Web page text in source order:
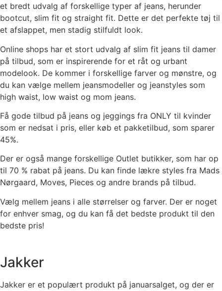
et bredt udvalg af forskellige typer af jeans, herunder
bootcut, slim fit og straight fit. Dette er det perfekte tøj til
et afslappet, men stadig stilfuldt look.
Online shops har et stort udvalg af slim fit jeans til damer
på tilbud, som er inspirerende for et råt og urbant
modelook. De kommer i forskellige farver og mønstre, og
du kan vælge mellem jeansmodeller og jeanstyles som
high waist, low waist og mom jeans.
Få gode tilbud på jeans og jeggings fra ONLY til kvinder
som er nedsat i pris, eller køb et pakketilbud, som sparer
45%.
Der er også mange forskellige Outlet butikker, som har op
til 70 % rabat på jeans. Du kan finde lækre styles fra Mads
Nørgaard, Moves, Pieces og andre brands på tilbud.
Vælg mellem jeans i alle størrelser og farver. Der er noget
for enhver smag, og du kan få det bedste produkt til den
bedste pris!
Jakker
Jakker er et populært produkt på januarsalget, og der er